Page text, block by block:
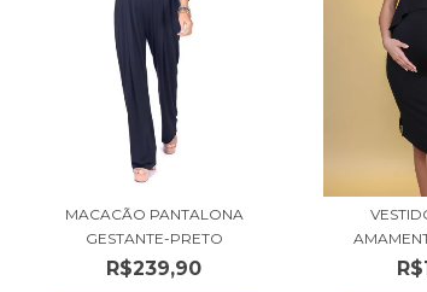
MACACÃO PANTALONA
GESTANTE-PRETO
R$239,90